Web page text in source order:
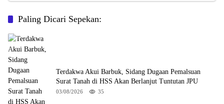
Paling Dicari Sepekan:
Terdakwa Akui Barbuk, Sidang Dugaan Pemalsuan
Surat Tanah di HSS Akan Berlanjut Tuntutan JPU
03/08/2026 35